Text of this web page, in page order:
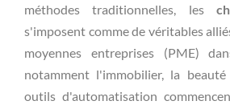
méthodes traditionnelles, les
s'imposent comme de véritables
moyennes entreprises (PME)
notamment l'immobilier, la
outils d'automatisation